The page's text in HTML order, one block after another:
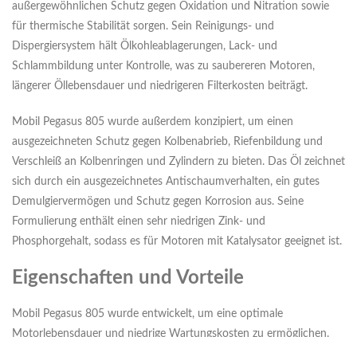
außergewöhnlichen Schutz gegen Oxidation und Nitration sowie
für thermische Stabilität sorgen. Sein Reinigungs- und
Dispergiersystem hält Ölkohleablagerungen, Lack- und
Schlammbildung unter Kontrolle, was zu saubereren Motoren,
längerer Öllebensdauer und niedrigeren Filterkosten beiträgt.
Mobil Pegasus 805 wurde außerdem konzipiert, um einen
ausgezeichneten Schutz gegen Kolbenabrieb, Riefenbildung und
Verschleiß an Kolbenringen und Zylindern zu bieten. Das Öl zeichnet
sich durch ein ausgezeichnetes Antischaumverhalten, ein gutes
Demulgiervermögen und Schutz gegen Korrosion aus. Seine
Formulierung enthält einen sehr niedrigen Zink- und
Phosphorgehalt, sodass es für Motoren mit Katalysator geeignet ist.
Eigenschaften und Vorteile
Mobil Pegasus 805 wurde entwickelt, um eine optimale
Motorlebensdauer und niedrige Wartungskosten zu ermöglichen.